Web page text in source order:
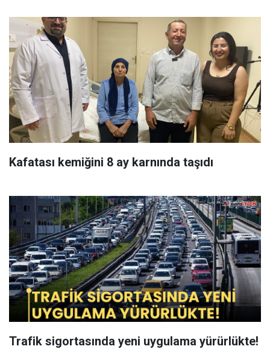
Kafatası kemiğini 8 ay karnında taşıdı
Trafik sigortasında yeni uygulama yürürlükte!